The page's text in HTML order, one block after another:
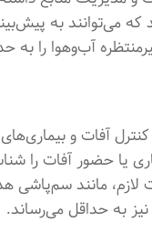
که می‌توانند به
آب‌وهوا را به
آفات و
یا حضور آفات را
لازم، مانند سم‌پاشی
به حداقل می‌رساند.